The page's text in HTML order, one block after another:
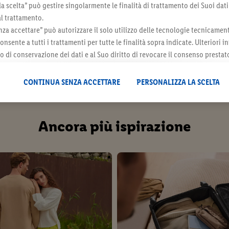
moda, altre volte è solo una comparsa, ma non è
a capi basic essenziali, e si possono creare look
questa tendenza diventa un alleato fedele e
Ancora più ispirazione
scelta” può gestire singolarmente le finalità di trattamento dei Suoi
trattamento.
accettare” può autorizzare il solo utilizzo delle tecnologie
a tutti i trattamenti per tutte le finalità sopra indicate. Ulteriori
di conservazione dei dati e al Suo diritto di revocare il consenso
CONTINUA SENZA ACCETTARE PERSONALIZZA LA SCELTA